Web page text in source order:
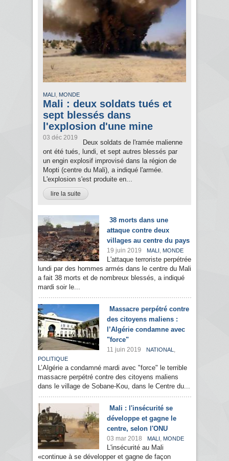
MALI , MONDE
Mali : deux soldats tués et
sept blessés dans
l'explosion d'une mine
03 déc 2019
Deux soldats de l'ramée malienne
ont été tués, lundi, et sept autres blessés par
un engin explosif improvisé dans la région de
Mopti (centre du Mali), a indiqué l'armée.
L'explosion s'est produite en...
lire la suite
38 morts dans une
attaque contre deux
villages au centre du pays
19 juin 2019 MALI , MONDE
L'attaque terroriste perpétrée
lundi par des hommes armés dans le centre du Mali
a fait 38 morts et de nombreux blessés, a indiqué
mardi soir le...
Massacre perpétré contre
des citoyens maliens :
l’Algérie condamne avec
"force"
11 juin 2019 NATIONAL ,
POLITIQUE
L’Algérie a condamné mardi avec "force" le terrible
massacre perpétré contre des citoyens maliens
dans le village de Sobane-Kou, dans le Centre du...
Mali : l'insécurité se
développe et gagne le
centre, selon l'ONU
03 mar 2018 MALI , MONDE
L'insécurité au Mali
«continue à se développer et gagne de façon